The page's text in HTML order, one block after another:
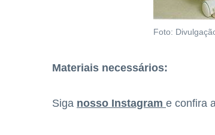
Foto:
Materiais necessários:
Siga nosso Instagram e confira